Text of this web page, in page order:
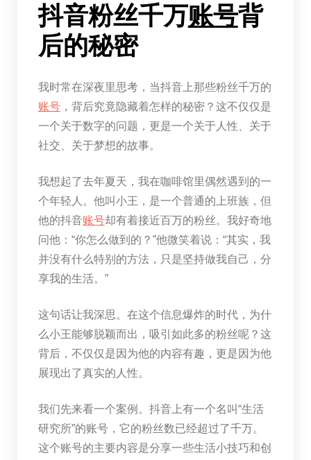
抖音粉丝千万账号背
后的秘密
我时常在深夜里思考，当抖音上那些粉丝千万的
账号，背后究竟隐藏着怎样的秘密？这不仅仅是
一个关于数字的问题，更是一个关于人性、关于
社交、关于梦想的故事。
我想起了去年夏天，我在咖啡馆里偶然遇到的一
个年轻人。他叫小王，是一个普通的上班族，但
他的抖音账号却有着接近百万的粉丝。我好奇地
问他：“你怎么做到的？”他微笑着说：“其实，我
并没有什么特别的方法，只是坚持做我自己，分
享我的生活。”
这句话让我深思。在这个信息爆炸的时代，为什
么小王能够脱颖而出，吸引如此多的粉丝呢？这
背后，不仅仅是因为他的内容有趣，更是因为他
展现出了真实的人性。
我们先来看一个案例。抖音上有一个名叫“生活
研究所”的账号，它的粉丝数已经超过了千万。
这个账号的主要内容是分享一些生活小技巧和创